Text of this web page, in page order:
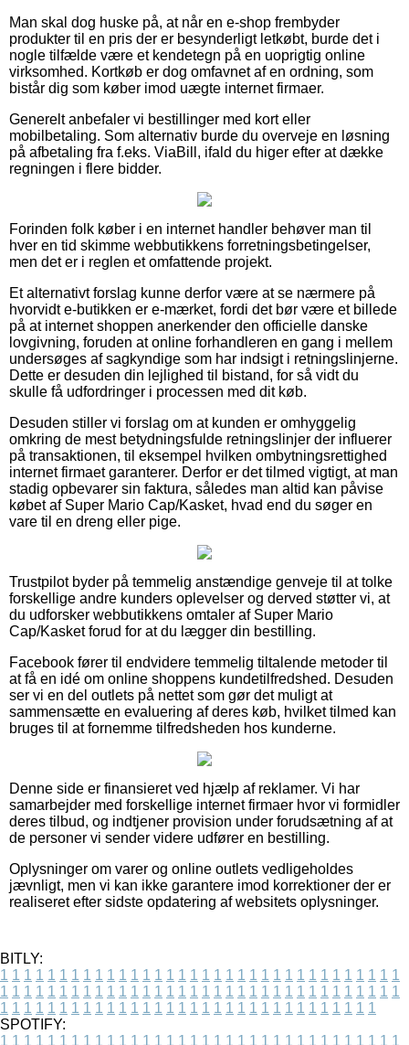
Man skal dog huske på, at når en e-shop frembyder
produkter til en pris der er besynderligt letkøbt, burde det i
nogle tilfælde være et kendetegn på en uoprigtig online
virksomhed. Kortkøb er dog omfavnet af en ordning, som
bistår dig som køber imod uægte internet firmaer.
Generelt anbefaler vi bestillinger med kort eller
mobilbetaling. Som alternativ burde du overveje en løsning
på afbetaling fra f.eks. ViaBill, ifald du higer efter at dække
regningen i flere bidder.
Forinden folk køber i en internet handler behøver man til
hver en tid skimme webbutikkens forretningsbetingelser,
men det er i reglen et omfattende projekt.
Et alternativt forslag kunne derfor være at se nærmere på
hvorvidt e-butikken er e-mærket, fordi det bør være et billede
på at internet shoppen anerkender den officielle danske
lovgivning, foruden at online forhandleren en gang i mellem
undersøges af sagkyndige som har indsigt i retningslinjerne.
Dette er desuden din lejlighed til bistand, for så vidt du
skulle få udfordringer i processen med dit køb.
Desuden stiller vi forslag om at kunden er omhyggelig
omkring de mest betydningsfulde retningslinjer der influerer
på transaktionen, til eksempel hvilken ombytningsrettighed
internet firmaet garanterer. Derfor er det tilmed vigtigt, at man
stadig opbevarer sin faktura, således man altid kan påvise
købet af Super Mario Cap/Kasket, hvad end du søger en
vare til en dreng eller pige.
Trustpilot byder på temmelig anstændige genveje til at tolke
forskellige andre kunders oplevelser og derved støtter vi, at
du udforsker webbutikkens omtaler af Super Mario
Cap/Kasket forud for at du lægger din bestilling.
Facebook fører til endvidere temmelig tiltalende metoder til
at få en idé om online shoppens kundetilfredshed. Desuden
ser vi en del outlets på nettet som gør det muligt at
sammensætte en evaluering af deres køb, hvilket tilmed kan
bruges til at fornemme tilfredsheden hos kunderne.
Denne side er finansieret ved hjælp af reklamer. Vi har
samarbejder med forskellige internet firmaer hvor vi formidler
deres tilbud, og indtjener provision under forudsætning af at
de personer vi sender videre udfører en bestilling.
Oplysninger om varer og online outlets vedligeholdes
jævnligt, men vi kan ikke garantere imod korrektioner der er
realiseret efter sidste opdatering af websitets oplysninger.
BITLY:
1 1 1 1 1 1 1 1 1 1 1 1 1 1 1 1 1 1 1 1 1 1 1 1 1 1 1 1 1 1 1 1 1 1
1 1 1 1 1 1 1 1 1 1 1 1 1 1 1 1 1 1 1 1 1 1 1 1 1 1 1 1 1 1 1 1 1 1
1 1 1 1 1 1 1 1 1 1 1 1 1 1 1 1 1 1 1 1 1 1 1 1 1 1 1 1 1 1 1 1
SPOTIFY:
1 1 1 1 1 1 1 1 1 1 1 1 1 1 1 1 1 1 1 1 1 1 1 1 1 1 1 1 1 1 1 1 1 1